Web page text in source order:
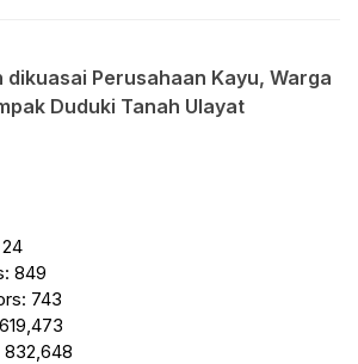
dikuasai Perusahaan Kayu, Warga
Duduki Tanah Ulayat
24
849
743
832,648